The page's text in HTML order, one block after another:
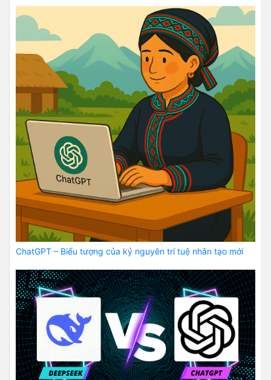
ChatGPT – Biểu tượng của kỷ nguyên trí tuệ nhân tạo mới